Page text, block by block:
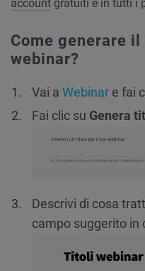
account gratuiti e in tutti i
Come generare
webinar?
Vai a Webinar e fai
Fai clic su Genera
Descrivi di cosa
campo suggerito in